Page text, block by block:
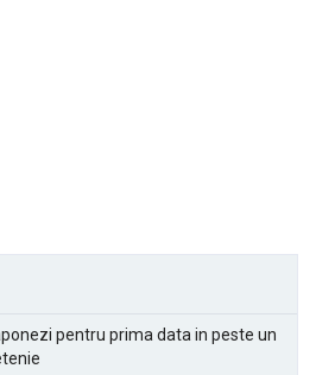
pentru prima data in peste un